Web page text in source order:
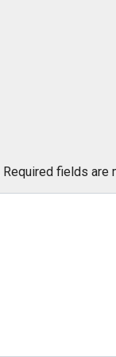
Required fields are